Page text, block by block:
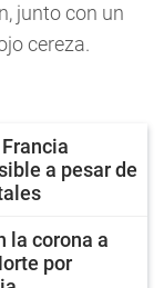
junto con un
cereza.
a pesar de
la corona a
por